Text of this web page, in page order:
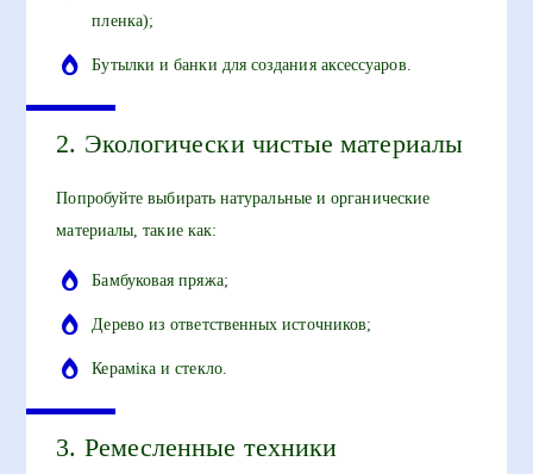
пленка);
Бутылки и банки для создания аксессуаров.
2. Экологически чистые материалы
Попробуйте выбирать натуральные и органические
материалы, такие как:
Бамбуковая пряжа;
Дерево из ответственных источников;
Кераміка и стекло.
3. Ремесленные техники